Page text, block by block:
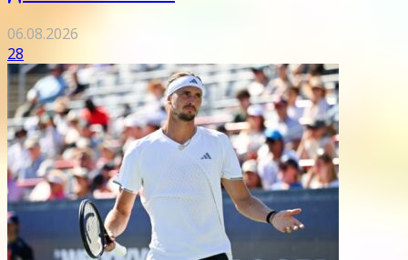
06.08.2026
28